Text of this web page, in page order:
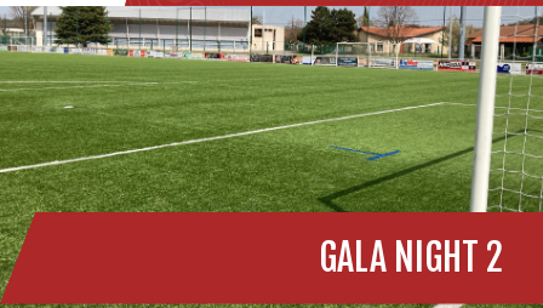
GALA NIGHT 2